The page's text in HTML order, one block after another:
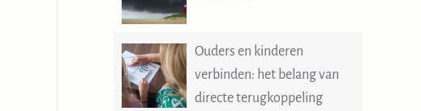
Ouders en kinderen
verbinden: het belang van
directe terugkoppeling